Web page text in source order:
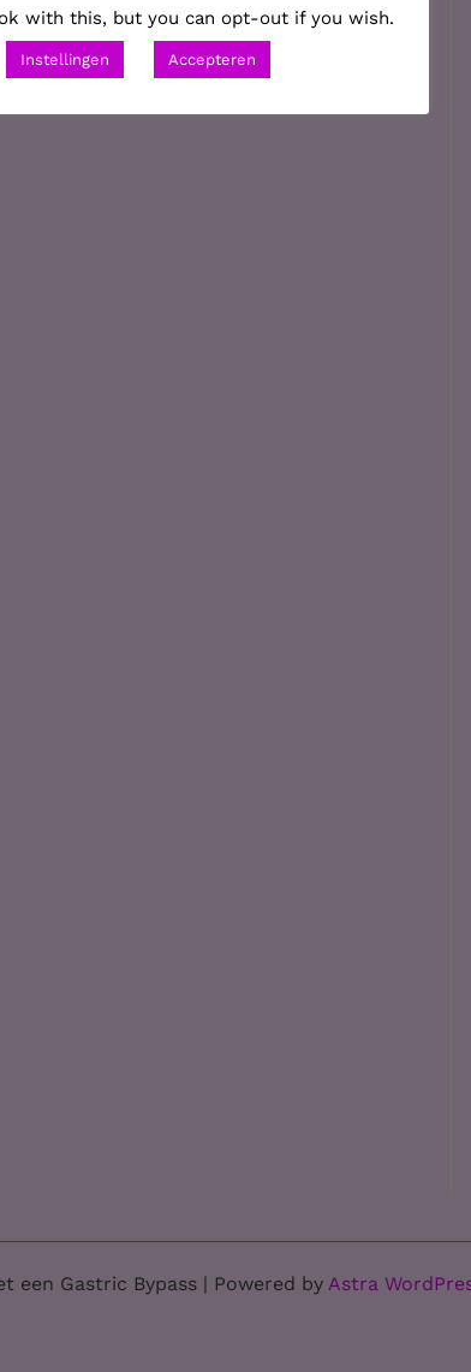
een Gastric Bypass | Powered by Astra
with this, but you can opt-out if you wish.
Instellingen Accepteren